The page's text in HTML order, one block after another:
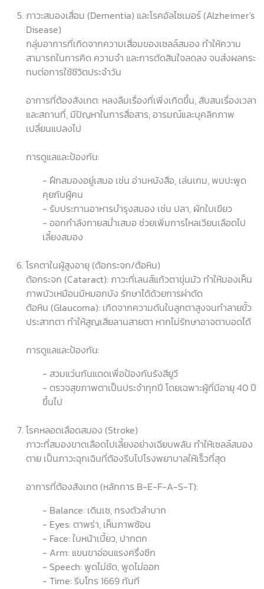
ภาวะสมองเสื่อม (Dementia) และโรคอัลไซเมอร์ (Alzheimer's
Disease)
กลุ่มอาการที่เกิดจากความเสื่อมของเซลล์สมอง ทำให้ความ
สามารถในการคิด ความจำ และการตัดสินใจลดลง จนส่งผลกระ
ทบต่อการใช้ชีวิตประจำวัน
อาการที่ต้องสังเกต: หลงลืมเรื่องที่เพิ่งเกิดขึ้น, สับสนเรื่องเวลา
และสถานที่, มีปัญหาในการสื่อสาร, อารมณ์และบุคลิกภาพ
เปลี่ยนแปลงไป
การดูแลและป้องกัน:
- ฝึกสมองอยู่เสมอ เช่น อ่านหนังสือ, เล่นเกม, พบปะพูด
คุยกับผู้คน
- รับประทานอาหารบำรุงสมอง เช่น ปลา, ผักใบเขียว
- ออกกำลังกายสม่ำเสมอ ช่วยเพิ่มการไหลเวียนเลือดไป
เลี้ยงสมอง
โรคตาในผู้สูงอายุ (ต้อกระจก/ต้อหิน)
ต้อกระจก (Cataract): ภาวะที่เลนส์แก้วตาขุ่นมัว ทำให้มองเห็น
ภาพมัวเหมือนมีหมอกบัง รักษาได้ด้วยการผ่าตัด
ต้อหิน (Glaucoma): เกิดจากความดันในลูกตาสูงจนทำลายขั้ว
ประสาทตา ทำให้สูญเสียลานสายตา หากไม่รักษาอาจตาบอดได้
การดูแลและป้องกัน:
- สวมแว่นกันแดดเพื่อป้องกันรังสียูวี
- ตรวจสุขภาพตาเป็นประจำทุกปี โดยเฉพาะผู้ที่มีอายุ 40 ปี
ขึ้นไป
โรคหลอดเลือดสมอง (Stroke)
ภาวะที่สมองขาดเลือดไปเลี้ยงอย่างเฉียบพลัน ทำให้เซลล์สมอง
ตาย เป็นภาวะฉุกเฉินที่ต้องรีบไปโรงพยาบาลให้เร็วที่สุด
อาการที่ต้องสังเกต (หลักการ B-E-F-A-S-T):
- Balance: เดินเซ, ทรงตัวลำบาก
- Eyes: ตาพร่า, เห็นภาพซ้อน
- Face: ใบหน้าเบี้ยว, ปากตก
- Arm: แขนขาอ่อนแรงครึ่งซีก
- Speech: พูดไม่ชัด, พูดไม่ออก
- Time: รีบโทร 1669 ทันที